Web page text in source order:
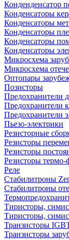
Конденденсатор
Конденсаторы
Конденсаторы
Конденсаторы
Конденсаторы
Конденсаторы
Микросхема
Микросхема
Оптопары
Позисторы
Предохранители
Предохранители
Предохранители
Пьезо-электрики
Резисторные
Резисторы
Резисторы
Резисторы термо-
Реле
Стабилитроны
Стабилитроны
Тиристоры,
Тиристоры,
Транзисторы
Транзисторы